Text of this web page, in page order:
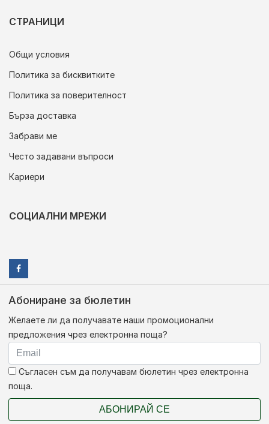
СТРАНИЦИ
Общи условия
Политика за бисквитките
Политика за поверителност
Бърза доставка
Забрави ме
Често задавани въпроси
Кариери
СОЦИАЛНИ МРЕЖИ
Абониране за бюлетин
Желаете ли да получавате наши промоционални
предложения чрез електронна поща?
Съгласен съм да получавам бюлетин чрез електронна
поща.
АБОНИРАЙ СЕ